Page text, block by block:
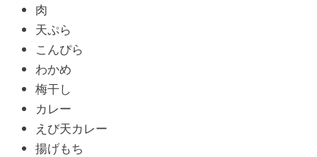
肉
天ぷら
こんぴら
わかめ
梅干し
カレー
えび天カレー
揚げもち